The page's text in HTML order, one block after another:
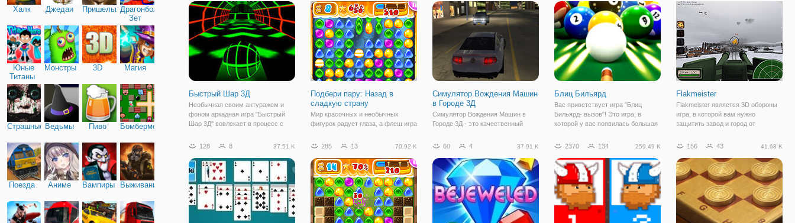
Халк Джедаи ПришельцыДрагонболл
Зет
Юные
Титаны
Монстры 3D Магия
Страшные Ведьмы Пиво Бомбермен
Поезда Аниме Вампиры Выживание
из Слов" относятся к
игрокам, и угадывать
нарисованное
можете продолжать играть в эту
вид очень аппетитное. Если вы не
знакомы
Быстрый Шар 3Д
Необычная своим антуражем и
фоном аркадная игра "Быстрый
Шар 3Д" вовлекает в процесс с
проходить в темном пространстве,
неоновые стены, перегородки,
мосты и т.д.
Подбери пару: Назад в
сладкую страну
Мир красочных и необычных
фигурок радует глаза, а флеш игра
1" радует своим геймплеем. Это
сегодня мы перенесемся в мир
разноцветных геометрических
Симулятор Вождения Машин
в Городе 3Д
Симулятор Вождения Машин в
Городе 3Д - это качественный
вы полюбите вечернюю поездку на
в трехмерной графике, на движке
Юнити, что говорит о хорошем
качестве.
Блиц Бильярд
Вас приветствует игра "Блиц
Бильярд- вызов"! Это игра, в
которой у вас появилась большая
где мы с вами примем участие в
будете играть за игрока, который
должен
Flakmeister
Flakmeister является 3D обороны
игра, в которой вам нужно
защитить завод и город от
частью императорской
случается, проигрывают войну.
Сможете ли вы пережить
128 8 37.51 K 285 13 70.92 K 60 4 37.91 K 2370 134 259.49 K 156 43 41.68 K